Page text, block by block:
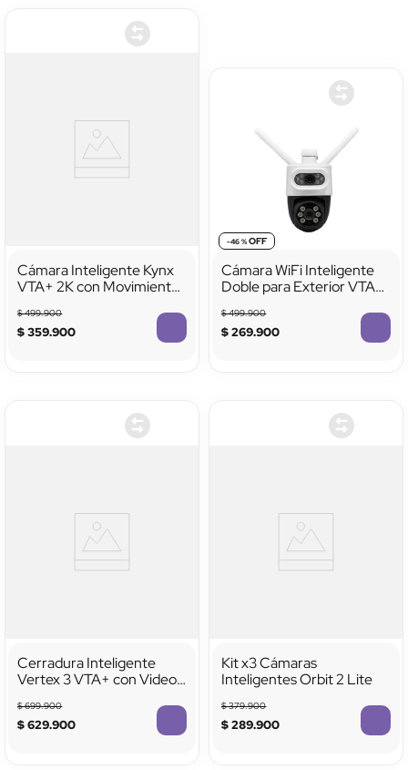
Cámara Inteligente Kynx
VTA+ 2K con Movimiento
Visión Nocturna a Color
$499.900
$359.900
-46 %
Cámara WiFi Inteligente
Doble para Exterior VTA+
$499.900
$269.900
Cerradura Inteligente
Vertex 3 VTA+ con Video
$699.900
$629.900
Kit x3 Cámaras
Inteligentes Orbit 2 Lite
$379.900
$289.900